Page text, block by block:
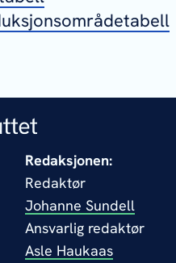
Redaksjonen:
Redaktør
Johanne Sundell
Ansvarlig redaktør
Asle Haukaas